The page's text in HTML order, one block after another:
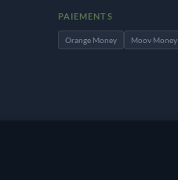
PAIEMENTS
Orange Money Moov Money